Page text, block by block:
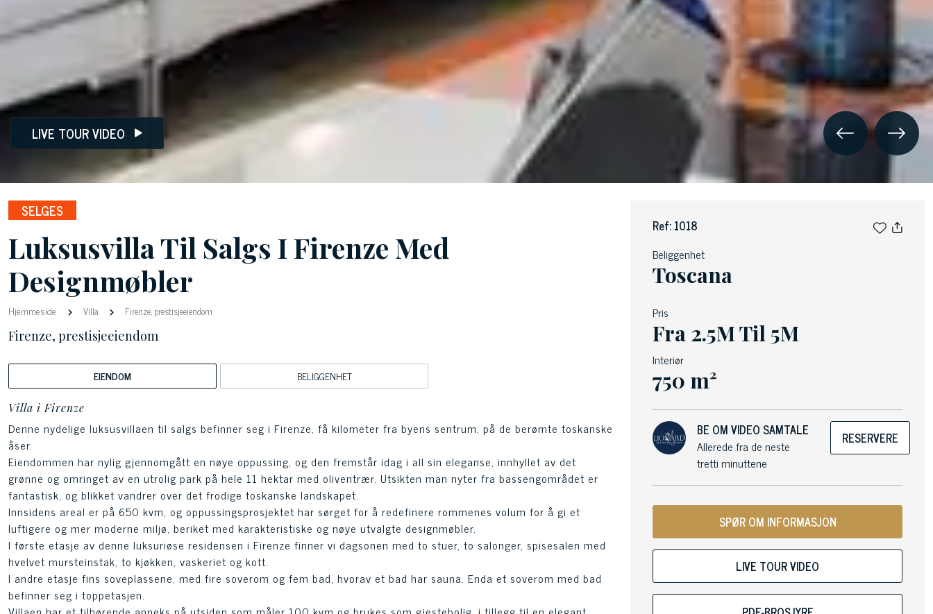
LIVE TOUR VIDEO
SELGES
Luksusvilla Til Salgs I Firenze Med
Designmøbler
Hjemmeside Villa Firenze, prestisjeeiendom
Firenze, prestisjeeiendom
EIENDOM BELIGGENHET
Villa i Firenze
Denne nydelige luksusvillaen til salgs befinner seg i Firenze, få kilometer fra byens sentrum, på de berømte toskanske
åser.
Eiendommen har nylig gjennomgått en nøye oppussing, og den fremstår idag i all sin eleganse, innhyllet av det
grønne og omringet av en utrolig park på hele 11 hektar med oliventrær. Utsikten man nyter fra bassengområdet er
fantastisk, og blikket vandrer over det frodige toskanske landskapet.
Innsidens areal er på 650 kvm, og oppussingsprosjektet har sørget for å redefinere rommenes volum for å gi et
luftigere og mer moderne miljø, beriket med karakteristiske og nøye utvalgte designmøbler.
I første etasje av denne luksuriøse residensen i Firenze finner vi dagsonen med to stuer, to salonger, spisesalen med
hvelvet mursteinstak, to kjøkken, vaskeriet og kott.
I andre etasje fins soveplassene, med fire soverom og fem bad, hvorav et bad har sauna. Enda et soverom med bad
befinner seg i toppetasjen.
Ref: 1018
Beliggenhet
Toscana
Pris
Fra 2.5M Til 5M
Interiør
750 m²
BE OM VIDEO SAMTALE
Allerede fra de neste
tretti minuttene
RESERVERE
SPØR OM INFORMASJON
LIVE TOUR VIDEO